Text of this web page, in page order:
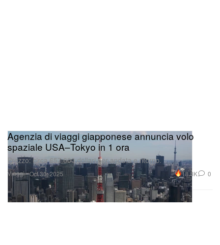
Viaggi
Agenzia di viaggi giapponese annuncia volo
spaziale USA–Tokyo in 1 ora
Prezzo: circa 657.000 dollari per andata e ritorno.
Oct 30, 2025 18.8K 0